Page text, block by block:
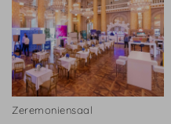
Zeremoniensaal